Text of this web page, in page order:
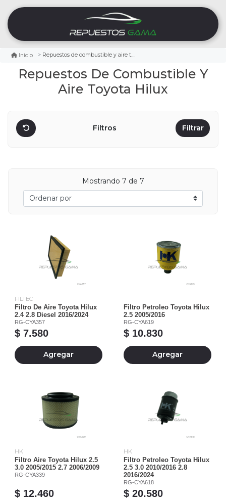
Inicio Repuestos de combustible y aire toyota hilux
Repuestos De Combustible Y
Aire Toyota Hilux
Filtros Filtrar
Mostrando 7 de 7
FILTEC
Filtro De Aire Toyota Hilux
2.4 2.8 Diesel 2016/2024
RG-CYA357
$ 7.580
Agregar
Filtro Petroleo Toyota Hilux
2.5 2005/2016
RG-CYA619
$ 10.830
Agregar
HK
Filtro Aire Toyota Hilux 2.5
3.0 2005/2015 2.7 2006/2009
RG-CYA339
$ 12.460
HK
Filtro Petroleo Toyota Hilux
2.5 3.0 2010/2016 2.8
2016/2024
RG-CYA618
$ 20.580